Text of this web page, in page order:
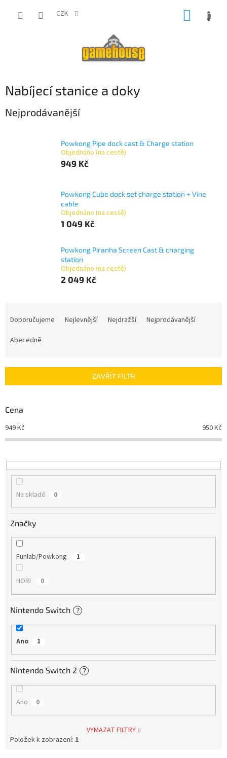
CZK
Nabíjecí stanice a doky
Nejprodávanější
Powkong Pipe dock cast & Charge station
Objednáno (na cestě)
949 Kč
Powkong Cube dock set charge station + Vine
cable
Objednáno (na cestě)
1 049 Kč
Powkong Piranha Screen Cast & charging
station
Objednáno (na cestě)
2 049 Kč
r
d
k
t
Doporučujeme Nejlevnější Nejdražší
Nejprodávanější
Abecedně
ZAVŘÍT FILTR
Cena
949Kč 950Kč
Na skladě 0
Značky
Funlab/Powkong 1
HORI 0
Nintendo Switch ?
Ano 1
Nintendo Switch 2 ?
Ano 0
VYMAZAT FILTRY
Položek k zobrazení: 1